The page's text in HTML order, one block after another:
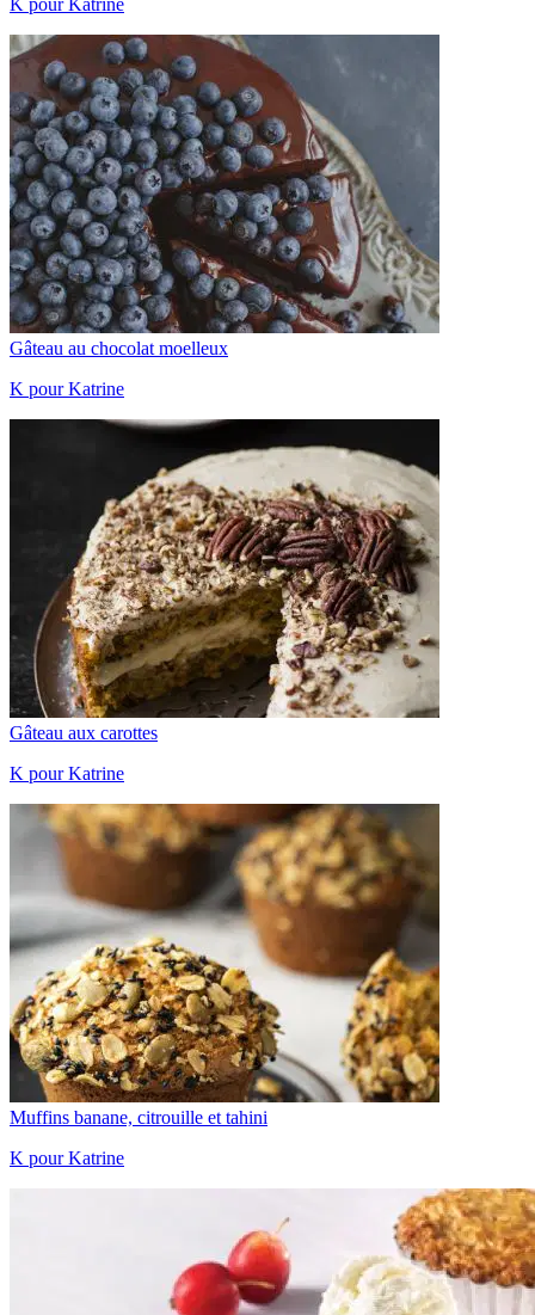
Gâteau au chocolat moelleux
K pour Katrine
Gâteau aux carottes
K pour Katrine
Muffins banane, citrouille et tahini
K pour Katrine